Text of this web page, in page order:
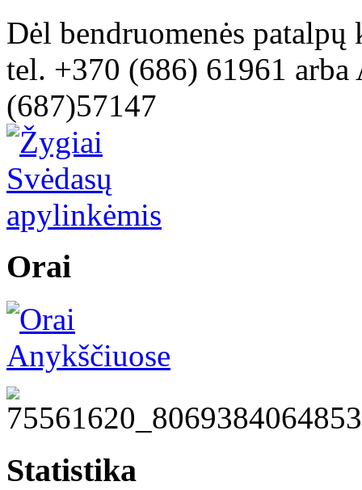
Dėl bendruomenės
tel. +370 (686) 61961
(687)57147
Orai
Statistika